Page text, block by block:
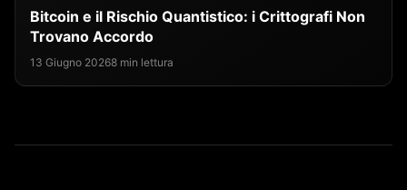
Bitcoin e il Rischio Quantistico: i Crittografi Non
Trovano Accordo
13 Giugno 20268 min lettura